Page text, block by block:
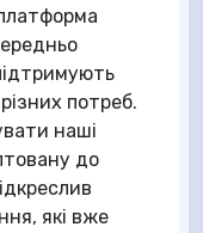
потреб.
наші
до
які вже